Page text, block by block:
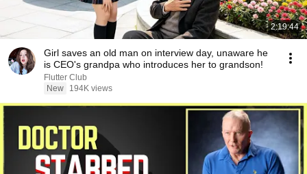
2:19:44
Girl saves an old man on interview day, unaware he
is CEO's grandpa who introduces her to grandson!
Flutter Club
New
194K views